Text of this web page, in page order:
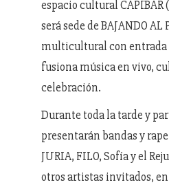
espacio cultural CAPIBAR
será sede de BAJANDO AL
multicultural con entrada
fusiona música en vivo,
celebración.
Durante toda la tarde y
presentarán bandas y
JURIA, FILO, Sofía y el
otros artistas invitados,